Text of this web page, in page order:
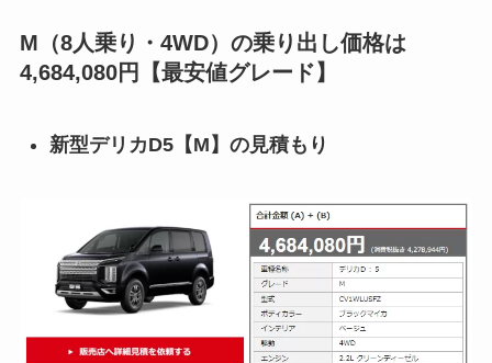
M（8人乗り・4WD）の乗り出し価格は
4,684,080円【最安値グレード】
新型デリカD5【M】の見積もり